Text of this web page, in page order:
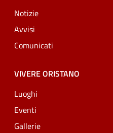
Notizie
Avvisi
Comunicati
VIVERE ORISTANO
Luoghi
Eventi
Gallerie